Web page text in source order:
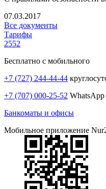
07.03.2017
Все документы
Тарифы
2552
Бесплатно с мобильного
+7 (727) 244-44-44
+7 (707) 000-25-52 WhatsApp
Банкоматы и офисы
Мобильное приложение